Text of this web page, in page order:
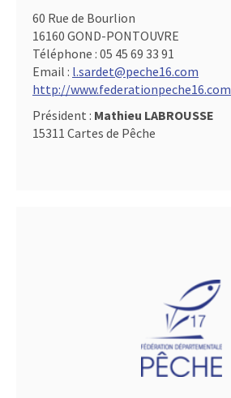
60 Rue de Bourlion
16160 GOND-PONTOUVRE
Téléphone : 05 45 69 33 91
Email : l.sardet@peche16.com
http://www.federationpeche16.com
Président : Mathieu LABROUSSE
15311 Cartes de Pêche